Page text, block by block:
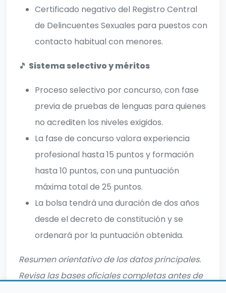
Certificado negativo del Registro Central
de Delincuentes Sexuales para puestos con
contacto habitual con menores.
🎵 Sistema selectivo y méritos
Proceso selectivo por concurso, con fase
previa de pruebas de lenguas para quienes
no acrediten los niveles exigidos.
La fase de concurso valora experiencia
profesional hasta 15 puntos y formación
hasta 10 puntos, con una puntuación
máxima total de 25 puntos.
La bolsa tendrá una duración de dos años
desde el decreto de constitución y se
ordenará por la puntuación obtenida.
Resumen orientativo de los datos principales.
Revisa las bases oficiales completas antes de